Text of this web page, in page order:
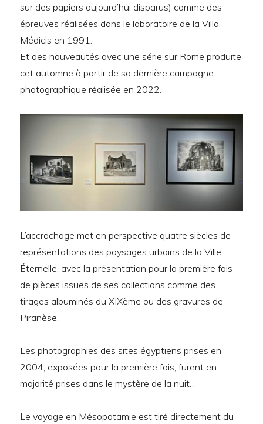
sur des papiers aujourd’hui disparus) comme des
épreuves réalisées dans le laboratoire de la Villa
Médicis en 1991.
Et des nouveautés avec une série sur Rome produite
cet automne à partir de sa dernière campagne
photographique réalisée en 2022.
L’accrochage met en perspective quatre siècles de
représentations des paysages urbains de la Ville
Éternelle, avec la présentation pour la première fois
de pièces issues de ses collections comme des
tirages albuminés du XIXème ou des gravures de
Piranèse.
Les photographies des sites égyptiens prises en
2004, exposées pour la première fois, furent en
majorité prises dans le mystère de la nuit…
Le voyage en Mésopotamie est tiré directement du